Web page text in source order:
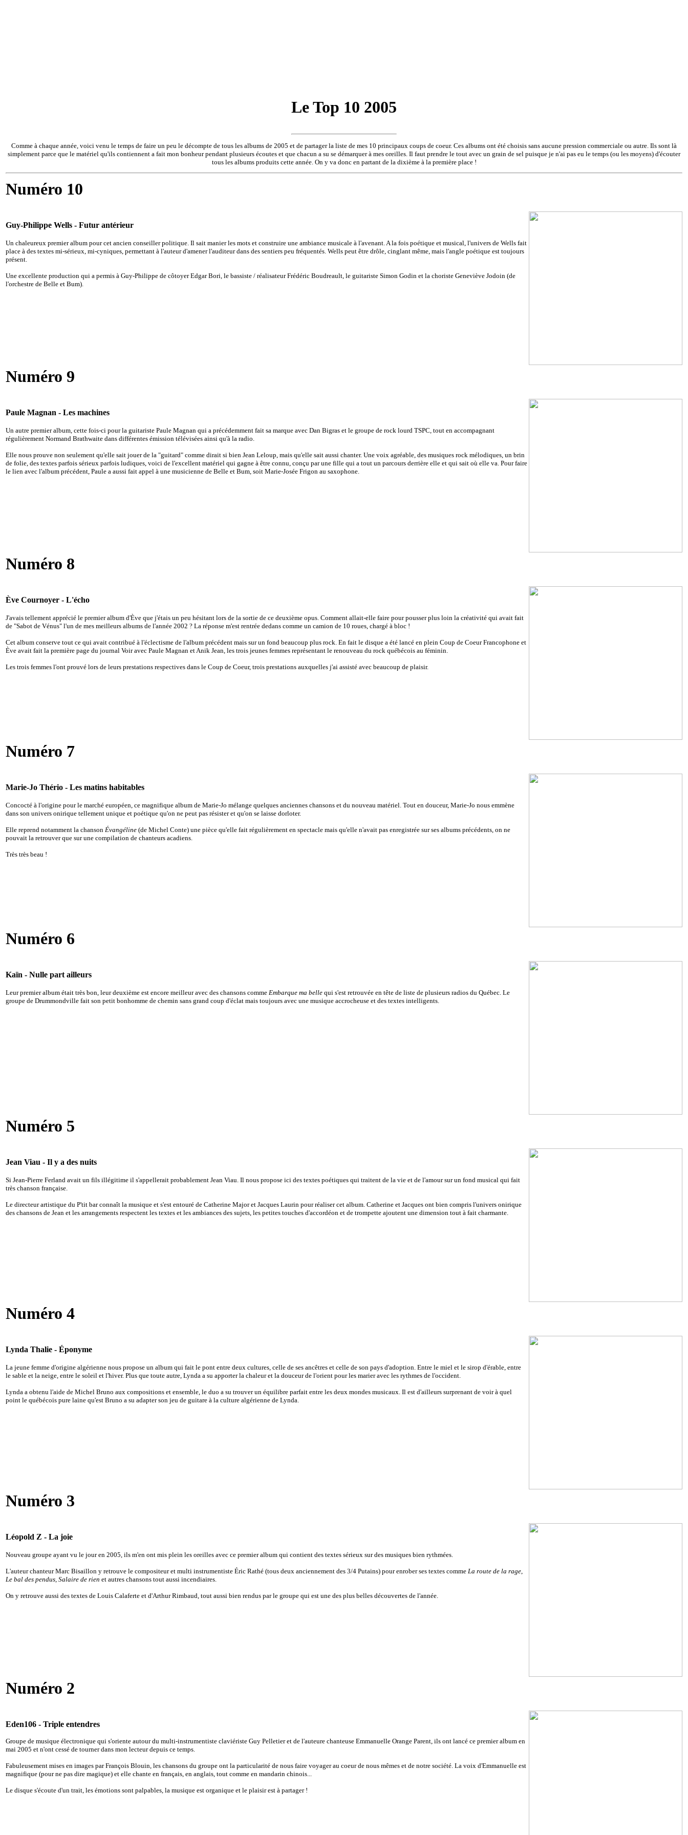
Le Top 10 2005
Comme à chaque année, voici venu le temps de faire un peu le décompte de tous les albums de 2005 et de partager la liste de mes 10 principaux coups de coeur. Ces albums ont été choisis sans aucune pression commerciale ou autre. Ils sont là
simplement parce que le matériel qu'ils contiennent a fait mon bonheur pendant plusieurs écoutes et que chacun a su se démarquer à mes oreilles. Il faut prendre le tout avec un grain de sel puisque je n'ai pas eu le temps (ou les moyens) d'écouter
tous les albums produits cette année. On y va donc en partant de la dixième à la première place !
Numéro 10
Guy-Philippe Wells - Futur antérieur
Un chaleureux premier album pour cet ancien conseiller politique. Il sait manier les mots et construire une ambiance musicale à l'avenant. A la fois poétique et musical, l'univers de Wells fait
place à des textes mi-sérieux, mi-cyniques, permettant à l'auteur d'amener l'auditeur dans des sentiers peu fréquentés. Wells peut être drôle, cinglant même, mais l'angle poétique est toujours
présent.
Une excellente production qui a permis à Guy-Philippe de côtoyer Edgar Bori, le bassiste / réalisateur Frédéric Boudreault, le guitariste Simon Godin et la choriste Geneviève Jodoin (de
l'orchestre de Belle et Bum).
Numéro 9
Paule Magnan - Les machines
Un autre premier album, cette fois-ci pour la guitariste Paule Magnan qui a précédemment fait sa marque avec Dan Bigras et le groupe de rock lourd TSPC, tout en accompagnant
régulièrement Normand Brathwaite dans différentes émission télévisées ainsi qu'à la radio.
Elle nous prouve non seulement qu'elle sait jouer de la "guitard" comme dirait si bien Jean Leloup, mais qu'elle sait aussi chanter. Une voix agréable, des musiques rock mélodiques, un brin
de folie, des textes parfois sérieux parfois ludiques, voici de l'excellent matériel qui gagne à être connu, conçu par une fille qui a tout un parcours derrière elle et qui sait où elle va. Pour faire
le lien avec l'album précédent, Paule a aussi fait appel à une musicienne de Belle et Bum, soit Marie-Josée Frigon au saxophone.
Numéro 8
Ève Cournoyer - L'écho
J'avais tellement apprécié le premier album d'Ève que j'étais un peu hésitant lors de la sortie de ce deuxième opus. Comment allait-elle faire pour pousser plus loin la créativité qui avait fait
de "Sabot de Vénus" l'un de mes meilleurs albums de l'année 2002 ? La réponse m'est rentrée dedans comme un camion de 10 roues, chargé à bloc !
Cet album conserve tout ce qui avait contribué à l'éclectisme de l'album précédent mais sur un fond beaucoup plus rock. En fait le disque a été lancé en plein Coup de Coeur Francophone et
Ève avait fait la première page du journal Voir avec Paule Magnan et Anik Jean, les trois jeunes femmes représentant le renouveau du rock québécois au féminin.
Les trois femmes l'ont prouvé lors de leurs prestations respectives dans le Coup de Coeur, trois prestations auxquelles j'ai assisté avec beaucoup de plaisir.
Numéro 7
Marie-Jo Thério - Les matins habitables
Concocté à l'origine pour le marché européen, ce magnifique album de Marie-Jo mélange quelques anciennes chansons et du nouveau matériel. Tout en douceur, Marie-Jo nous emmène
dans son univers onirique tellement unique et poétique qu'on ne peut pas résister et qu'on se laisse dorloter.
Elle reprend notamment la chanson Évangéline (de Michel Conte) une pièce qu'elle fait régulièrement en spectacle mais qu'elle n'avait pas enregistrée sur ses albums précédents, on ne
pouvait la retrouver que sur une compilation de chanteurs acadiens.
Très très beau !
Numéro 6
Kaïn - Nulle part ailleurs
Leur premier album était très bon, leur deuxième est encore meilleur avec des chansons comme Embarque ma belle qui s'est retrouvée en tête de liste de plusieurs radios du Québec. Le
groupe de Drummondville fait son petit bonhomme de chemin sans grand coup d'éclat mais toujours avec une musique accrocheuse et des textes intelligents.
Numéro 5
Jean Viau - Il y a des nuits
Si Jean-Pierre Ferland avait un fils illégitime il s'appellerait probablement Jean Viau. Il nous propose ici des textes poétiques qui traitent de la vie et de l'amour sur un fond musical qui fait
très chanson française.
Le directeur artistique du P'tit bar connaît la musique et s'est entouré de Catherine Major et Jacques Laurin pour réaliser cet album. Catherine et Jacques ont bien compris l'univers onirique
des chansons de Jean et les arrangements respectent les textes et les ambiances des sujets, les petites touches d'accordéon et de trompette ajoutent une dimension tout à fait charmante.
Numéro 4
Lynda Thalie - Éponyme
La jeune femme d'origine algérienne nous propose un album qui fait le pont entre deux cultures, celle de ses ancêtres et celle de son pays d'adoption. Entre le miel et le sirop d'érable, entre
le sable et la neige, entre le soleil et l'hiver. Plus que toute autre, Lynda a su apporter la chaleur et la douceur de l'orient pour les marier avec les rythmes de l'occident.
Lynda a obtenu l'aide de Michel Bruno aux compositions et ensemble, le duo a su trouver un équilibre parfait entre les deux mondes musicaux. Il est d'ailleurs surprenant de voir à quel
point le québécois pure laine qu'est Bruno a su adapter son jeu de guitare à la culture algérienne de Lynda.
Numéro 3
Léopold Z - La joie
Nouveau groupe ayant vu le jour en 2005, ils m'en ont mis plein les oreilles avec ce premier album qui contient des textes sérieux sur des musiques bien rythmées.
L'auteur chanteur Marc Bisaillon y retrouve le compositeur et multi instrumentiste Éric Rathé (tous deux anciennement des 3/4 Putains) pour enrober ses textes comme La route de la rage,
Le bal des pendus, Salaire de rien et autres chansons tout aussi incendiaires.
On y retrouve aussi des textes de Louis Calaferte et d'Arthur Rimbaud, tout aussi bien rendus par le groupe qui est une des plus belles découvertes de l'année.
Numéro 2
Eden106 - Triple entendres
Groupe de musique électronique qui s'oriente autour du multi-instrumentiste claviériste Guy Pelletier et de l'auteure chanteuse Emmanuelle Orange Parent, ils ont lancé ce premier album en
mai 2005 et n'ont cessé de tourner dans mon lecteur depuis ce temps.
Fabuleusement mises en images par François Blouin, les chansons du groupe ont la particularité de nous faire voyager au coeur de nous mêmes et de notre société. La voix d'Emmanuelle est
magnifique (pour ne pas dire magique) et elle chante en français, en anglais, tout comme en mandarin chinois...
Le disque s'écoute d'un trait, les émotions sont palpables, la musique est organique et le plaisir est à partager !